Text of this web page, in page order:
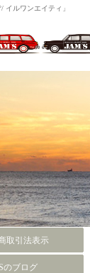
イルワンエイティ」
取引法表示
のブログ